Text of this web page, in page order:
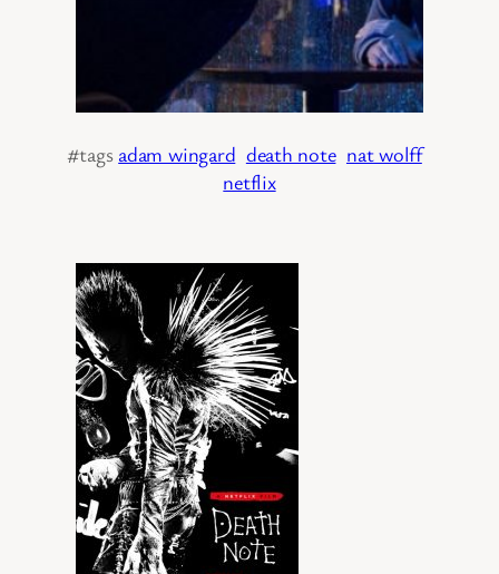
#tags adam wingard death note nat wolff
netflix